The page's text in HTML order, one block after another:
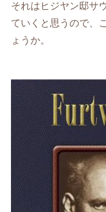
それはヒジヤン邸サ
ていくと思うので、
ょうか。